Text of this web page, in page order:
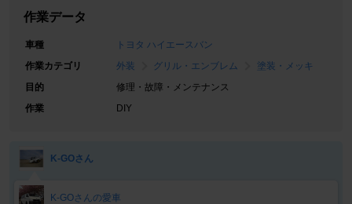
作業データ
車種
トヨタ ハイエースバン
作業カテゴリ
外装 グリル・エンブレム
塗装・メッキ
目的
修理・故障・メンテナンス
作業
DIY
K-GOさん
K-GOさんの愛車